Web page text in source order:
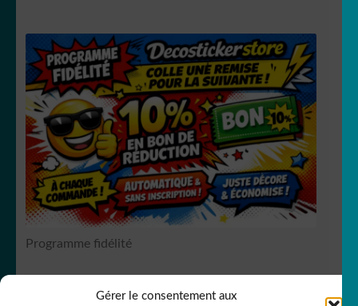
Gérer le consentement aux
Programme fidélité